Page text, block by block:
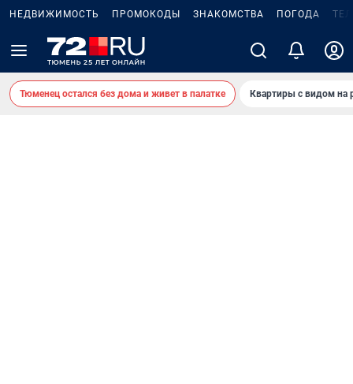
НЕДВИЖИМОСТЬ ПРОМОКОДЫ ЗНАКОМСТВА ПОГОДА
Тюменец остался без дома и живет в палатке Квартиры с видом на